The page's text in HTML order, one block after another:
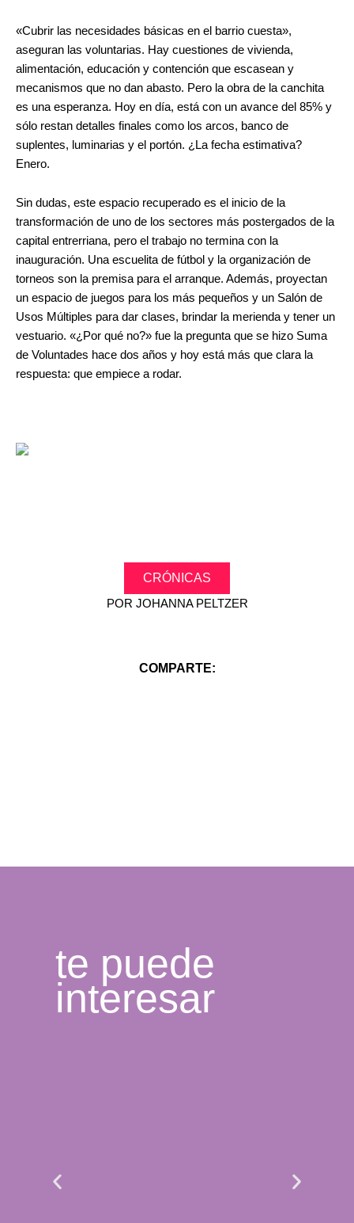
«Cubrir las necesidades básicas en el barrio cuesta»,
aseguran las voluntarias. Hay cuestiones de vivienda,
alimentación, educación y contención que escasean y
mecanismos que no dan abasto. Pero la obra de la canchita
es una esperanza. Hoy en día, está con un avance del 85% y
sólo restan detalles finales como los arcos, banco de
suplentes, luminarias y el portón. ¿La fecha estimativa?
Enero.
Sin dudas, este espacio recuperado es el inicio de la
transformación de uno de los sectores más postergados de la
capital entrerriana, pero el trabajo no termina con la
inauguración. Una escuelita de fútbol y la organización de
torneos son la premisa para el arranque. Además, proyectan
un espacio de juegos para los más pequeños y un Salón de
Usos Múltiples para dar clases, brindar la merienda y tener un
vestuario. «¿Por qué no?» fue la pregunta que se hizo Suma
de Voluntades hace dos años y hoy está más que clara la
respuesta: que empiece a rodar.
CRÓNICAS
POR JOHANNA PELTZER
COMPARTE:
te puede
interesar